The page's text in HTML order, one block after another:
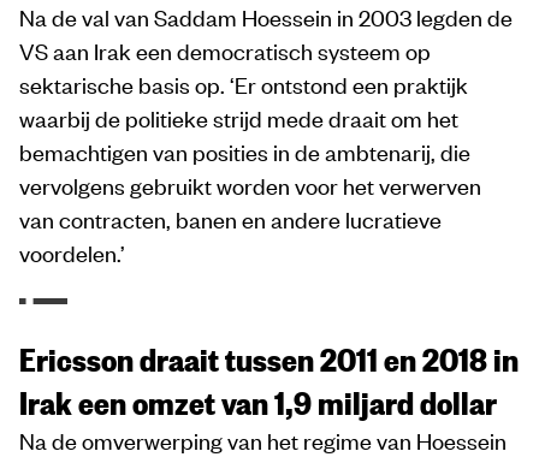
Na de val van Saddam Hoessein in 2003 legden de
VS aan Irak een democratisch systeem op
sektarische basis op. ‘Er ontstond een praktijk
waarbij de politieke strijd mede draait om het
bemachtigen van posities in de ambtenarij, die
vervolgens gebruikt worden voor het verwerven
van contracten, banen en andere lucratieve
voordelen.’
Ericsson draait tussen 2011 en 2018 in
Irak een omzet van 1,9 miljard dollar
Na de omverwerping van het regime van Hoessein